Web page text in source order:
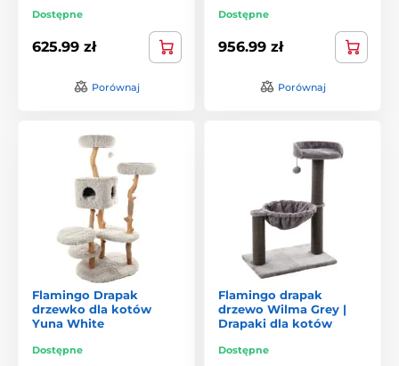
Dostępne
625.99 zł
Porównaj
Dostępne
956.99 zł
Porównaj
Flamingo Drapak
drzewko dla kotów
Yuna White
Dostępne
Flamingo drapak
drzewo Wilma Grey |
Drapaki dla kotów
Dostępne